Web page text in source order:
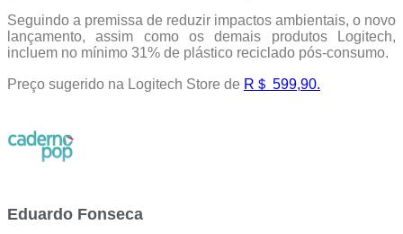
Seguindo a premissa de reduzir impactos ambientais, o novo
lançamento, assim como os demais produtos Logitech,
incluem no mínimo 31% de plástico reciclado pós-consumo.
Preço sugerido na Logitech Store de R＄ 599,90.
Eduardo Fonseca